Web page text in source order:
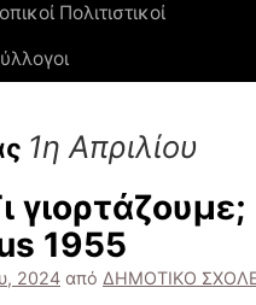
Πολιτιστικοί
1η Απριλίου
1955
2024 από ΔΗΜΟΤΙΚΟ